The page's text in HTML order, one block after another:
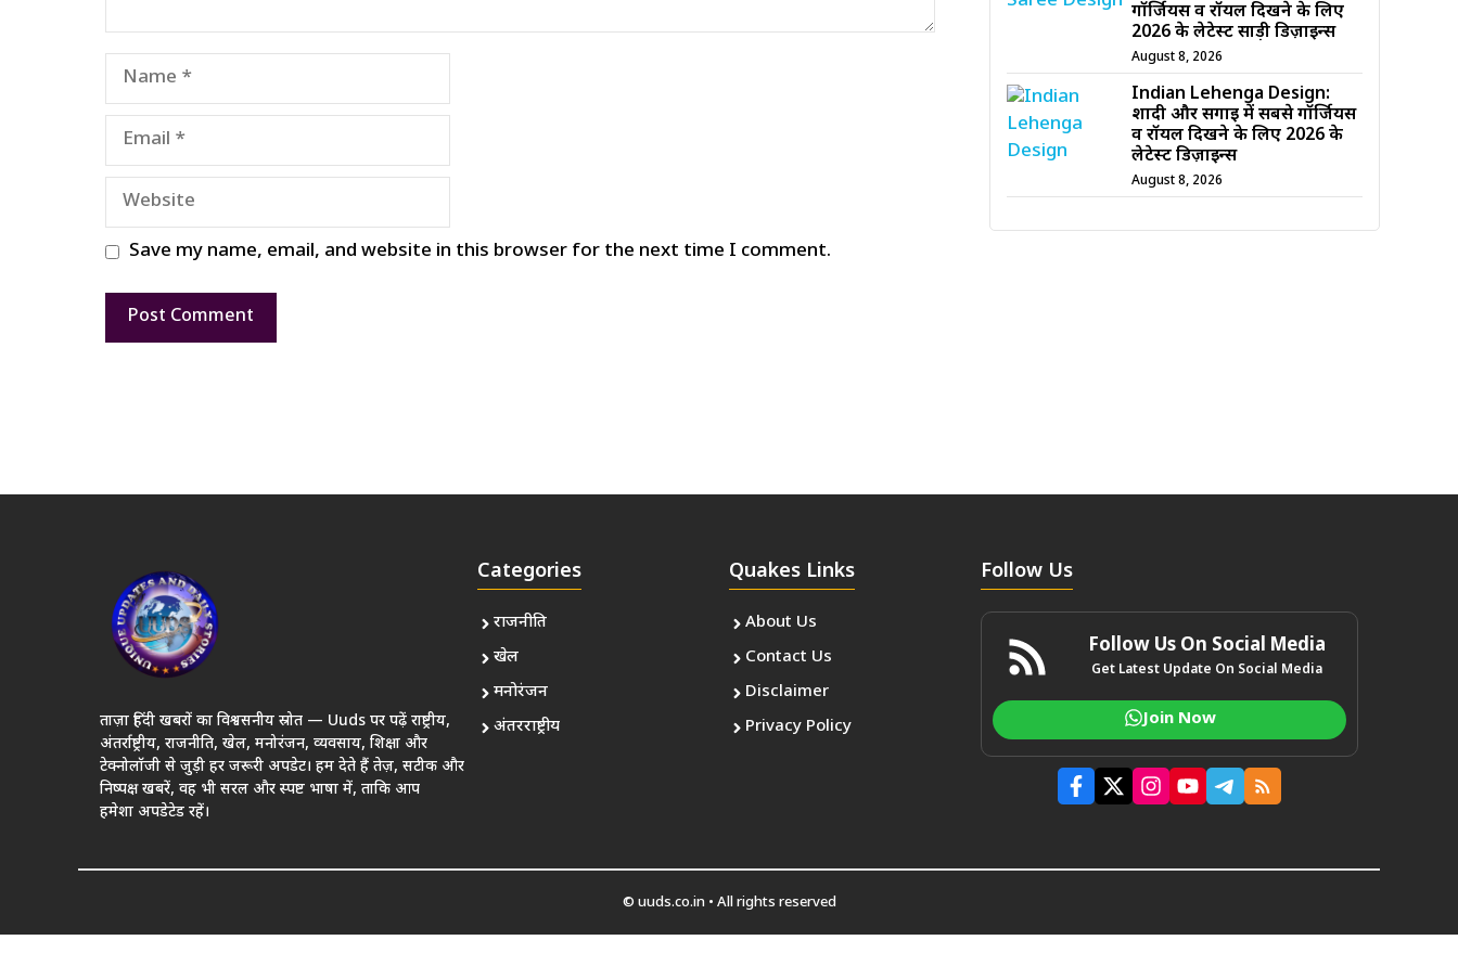
Name
Email
Website
Save my name, email, and website in this browser for the next time I comment.
गॉर्जियस व रॉयल दिखने के लिए
2026 के लेटेस्ट साड़ी डिज़ाइन्स
August 8, 2026
Indian Lehenga Design:
शादी और सगाई में सबसे गॉर्जियस
व रॉयल दिखने के लिए 2026 के
लेटेस्ट डिज़ाइन्स
August 8, 2026
ताज़ा हिंदी खबरों का विश्वसनीय स्रोत — Uuds पर पढ़ें राष्ट्रीय,
अंतर्राष्ट्रीय, राजनीति, खेल, मनोरंजन, व्यवसाय, शिक्षा और
टेक्नोलॉजी से जुड़ी हर जरूरी अपडेट। हम देते हैं तेज़, सटीक और
निष्पक्ष खबरें, वह भी सरल और स्पष्ट भाषा में, ताकि आप
हमेशा अपडेटेड रहें।
Categories
राजनीति
खेल
मनोरंजन
अंतरराष्ट्रीय
Quakes Links
About Us
Contact Us
Disclaimer
Privacy Policy
Follow Us
Follow Us On Social Media
Get Latest Update On Social Media
Join Now
© uuds.co.in • All rights reserved